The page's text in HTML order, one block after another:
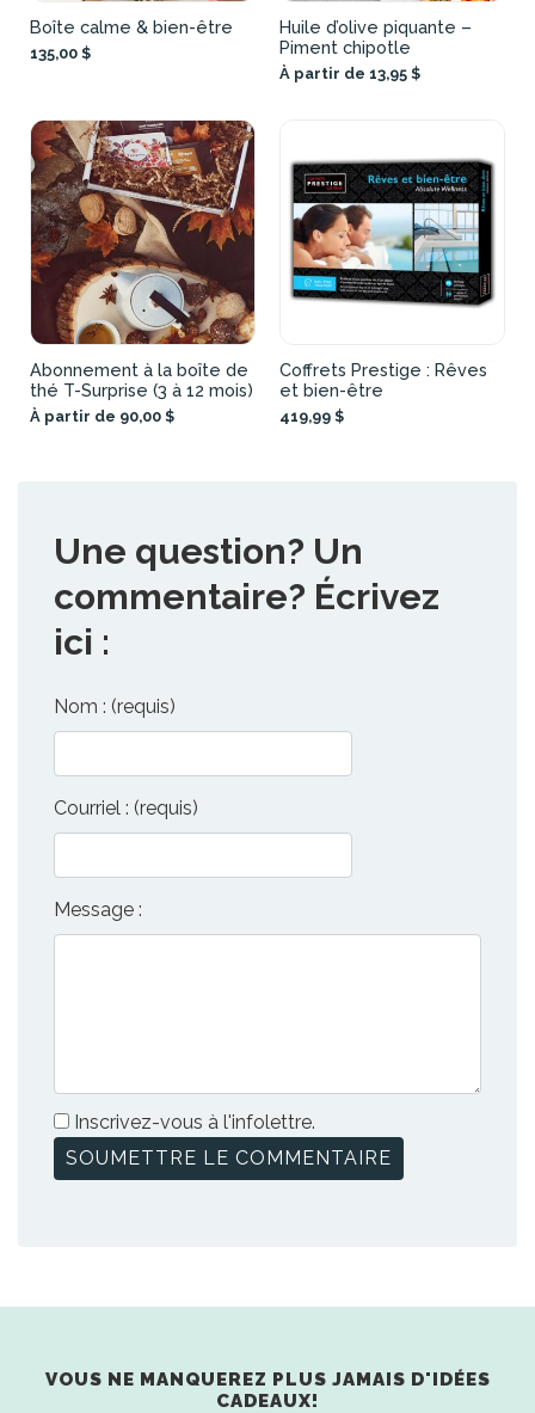
Boîte calme & bien-être
135,00 $
Huile d’olive piquante –
Piment chipotle
À partir de 13,95 $
Abonnement à la boîte de
thé T-Surprise (3 à 12 mois)
À partir de 90,00 $
Coffrets Prestige : Rêves
et bien-être
419,99 $
Une question? Un
commentaire? Écrivez
ici :
Nom : (requis)
Courriel : (requis)
Message :
Inscrivez-vous à l'infolettre.
VOUS NE MANQUEREZ PLUS JAMAIS D'IDÉES
CADEAUX!